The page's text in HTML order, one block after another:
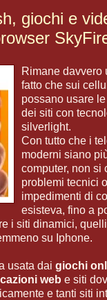
giochi e
Rimane davvero
fatto che sui
possano usare
dei siti con
silverlight.
Con tutto che i
moderni siano
computer, non si
problemi tecnici
impedimenti di
esisteva, fino a
i siti dinamici,
su Iphone.
usata dai giochi
web e siti
e tanti siti